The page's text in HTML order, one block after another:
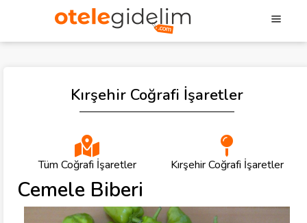
Kırşehir Coğrafi İşaretler
Tüm Coğrafi İşaretler Kırşehir Coğrafi İşaretler
Cemele Biberi